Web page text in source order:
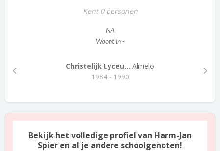
Kent 0 personen
NA
Woont in -
Christelijk Lyceu... Almelo
1984 - 1990
Bekijk het volledige profiel van Harm-Jan
Spier en al je andere schoolgenoten!